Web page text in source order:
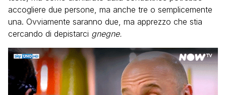
accogliere due persone, ma anche tre o semplicemente
una. Ovviamente saranno due, ma apprezzo che stia
cercando di depistarci gnegne.